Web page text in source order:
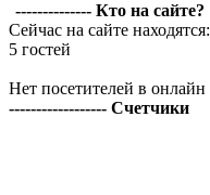
-------------- Кто на сайте?
Сейчас на сайте находятся:
5 гостей
Нет посетителей в онлайн
------------------ Счетчики